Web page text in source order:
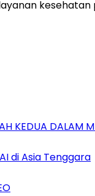
KEDUA DALAM
di Asia Tenggara